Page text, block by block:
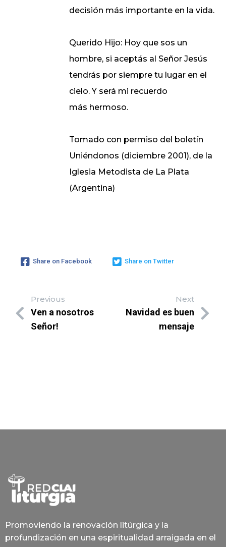
decisión más importante en la vida.
Querido Hijo: Hoy que sos un
hombre, si aceptás al Señor Jesús
tendrás por siempre tu lugar en el
cielo. Y será mi recuerdo
más hermoso.
Tomado con permiso del boletín
Uniéndonos (diciembre 2001), de la
Iglesia Metodista de La Plata
(Argentina)
Share on Facebook Share on Twitter
Previous
Ven a nosotros
Señor!
Next
Navidad es buen
mensaje
Promoviendo la renovación litúrgica y la
profundización en una espiritualidad arraigada en el